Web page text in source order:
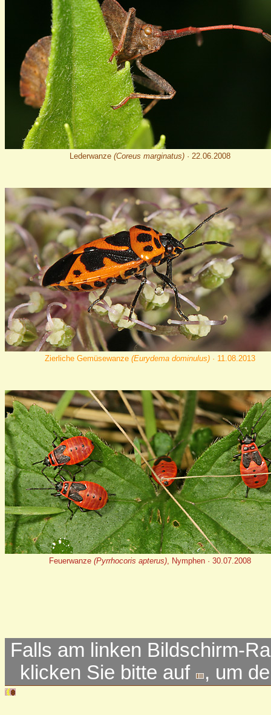
Lederwanze (Coreus marginatus) · 22.06.2008
Zierliche Gemüsewanze (Eurydema dominulus) · 11.08.2013
Feuerwanze (Pyrrhocoris apterus), Nymphen · 30.07.2008
Falls am linken Bildschirm-
klicken Sie bitte auf
, um